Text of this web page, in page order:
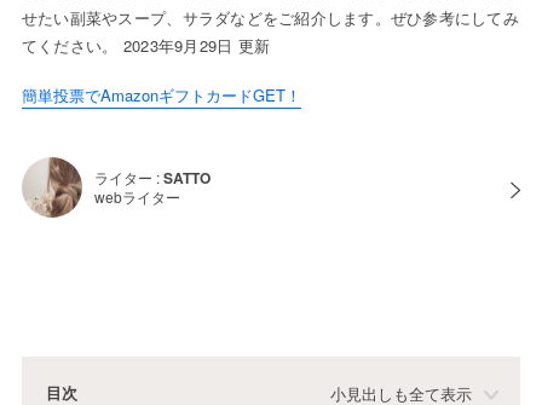
せたい副菜やスープ、サラダなどをご紹介します。ぜひ参考にしてみ
てください。 2023年9月29日 更新
簡単投票でAmazonギフトカードGET！
ライター :SATTO
webライター
目次 小見出しも全て表示